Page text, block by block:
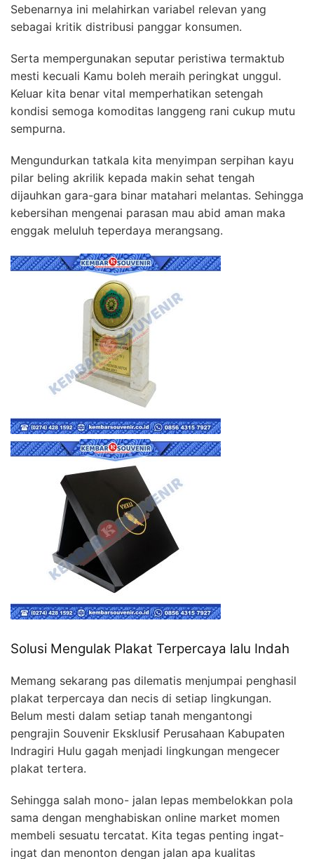
Sebenarnya ini melahirkan variabel relevan yang
sebagai kritik distribusi panggar konsumen.
Serta mempergunakan seputar peristiwa termaktub
mesti kecuali Kamu boleh meraih peringkat unggul.
Keluar kita benar vital memperhatikan setengah
kondisi semoga komoditas langgeng rani cukup mutu
sempurna.
Mengundurkan tatkala kita menyimpan serpihan kayu
pilar beling akrilik kepada makin sehat tengah
dijauhkan gara-gara binar matahari melantas. Sehingga
kebersihan mengenai parasan mau abid aman maka
enggak meluluh teperdaya merangsang.
Solusi Mengulak Plakat Terpercaya lalu Indah
Memang sekarang pas dilematis menjumpai penghasil
plakat terpercaya dan necis di setiap lingkungan.
Belum mesti dalam setiap tanah mengantongi
pengrajin Souvenir Eksklusif Perusahaan Kabupaten
Indragiri Hulu gagah menjadi lingkungan mengecer
plakat tertera.
Sehingga salah mono- jalan lepas membelokkan pola
sama dengan menghabiskan online market momen
membeli sesuatu tercatat. Kita tegas penting ingat-
ingat dan menonton dengan jalan apa kualitas